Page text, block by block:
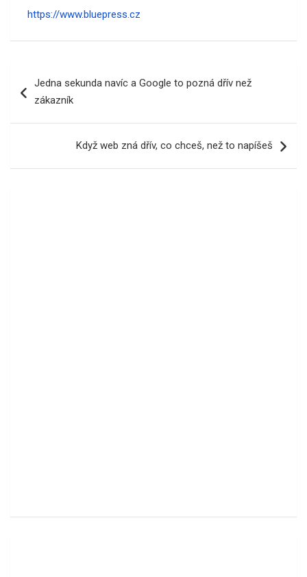
https://www.bluepress.cz
proJedna sekunda navíc a Google to pozná dřív než
zákazník
Když web zná dřív, co chceš, než to napíšeš